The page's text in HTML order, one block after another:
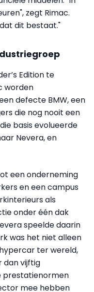
zegt Rimac.
dit bestaat."
Edition te
worden
defecte BMW, een
die nog nooit een
basis evolueerde
Nevera, en
een onderneming
en een campus
als
onder één dak
speelde daarin
was het niet alleen
ter wereld,
dan vijftig
prestatienormen
mee hebben